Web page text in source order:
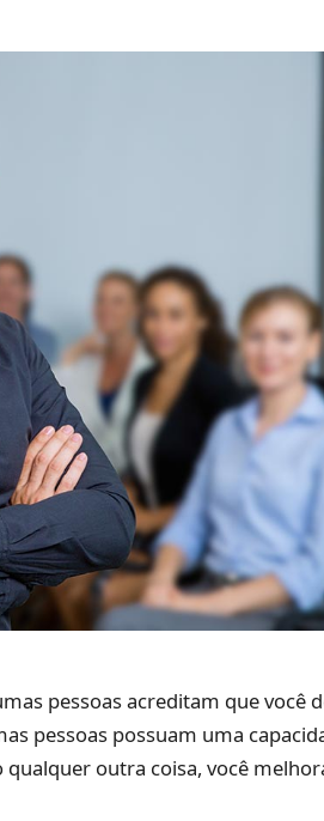
pessoas acreditam que você
pessoas possuam uma
outra coisa, você